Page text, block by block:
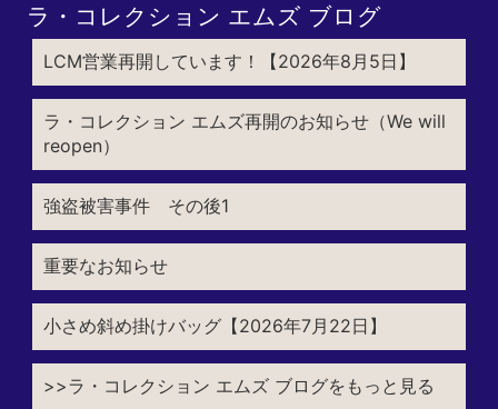
ラ・コレクション エムズ ブログ
LCM営業再開しています！【2026年8月5日】
ラ・コレクション エムズ再開のお知らせ（We will
reopen）
強盗被害事件 その後1
重要なお知らせ
小さめ斜め掛けバッグ【2026年7月22日】
>>ラ・コレクション エムズ ブログをもっと見る